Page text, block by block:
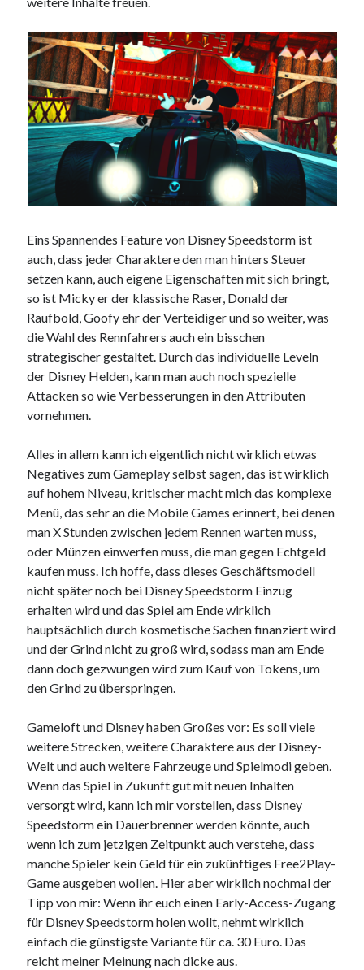
Eins Spannendes Feature von Disney Speedstorm ist
auch, dass jeder Charaktere den man hinters Steuer
setzen kann, auch eigene Eigenschaften mit sich bringt,
so ist Micky er der klassische Raser, Donald der
Raufbold, Goofy ehr der Verteidiger und so weiter, was
die Wahl des Rennfahrers auch ein bisschen
strategischer gestaltet. Durch das individuelle Leveln
der Disney Helden, kann man auch noch spezielle
Attacken so wie Verbesserungen in den Attributen
vornehmen.
Alles in allem kann ich eigentlich nicht wirklich etwas
Negatives zum Gameplay selbst sagen, das ist wirklich
auf hohem Niveau, kritischer macht mich das komplexe
Menü, das sehr an die Mobile Games erinnert, bei denen
man X Stunden zwischen jedem Rennen warten muss,
oder Münzen einwerfen muss, die man gegen Echtgeld
kaufen muss. Ich hoffe, dass dieses Geschäftsmodell
nicht später noch bei Disney Speedstorm Einzug
erhalten wird und das Spiel am Ende wirklich
hauptsächlich durch kosmetische Sachen finanziert wird
und der Grind nicht zu groß wird, sodass man am Ende
dann doch gezwungen wird zum Kauf von Tokens, um
den Grind zu überspringen.
Gameloft und Disney haben Großes vor: Es soll viele
weitere Strecken, weitere Charaktere aus der Disney-
Welt und auch weitere Fahrzeuge und Spielmodi geben.
Wenn das Spiel in Zukunft gut mit neuen Inhalten
versorgt wird, kann ich mir vorstellen, dass Disney
Speedstorm ein Dauerbrenner werden könnte, auch
wenn ich zum jetzigen Zeitpunkt auch verstehe, dass
manche Spieler kein Geld für ein zukünftiges Free2Play-
Game ausgeben wollen. Hier aber wirklich nochmal der
Tipp von mir: Wenn ihr euch einen Early-Access-Zugang
für Disney Speedstorm holen wollt, nehmt wirklich
einfach die günstigste Variante für ca. 30 Euro. Das
reicht meiner Meinung nach dicke aus.